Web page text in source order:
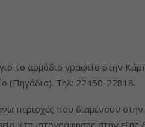
το αρμόδιο γραφείο στην
(Πηγάδια). Τηλ: 22450-22818.
περιοχές που διαμένουν
Κτηματογράφησης στην εξής